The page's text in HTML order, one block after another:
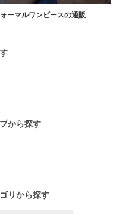
ーマルワンピースの通販
から探す
リから探す